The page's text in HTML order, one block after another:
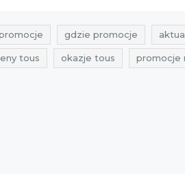
gdzie promocje
tous okazje tous promocje